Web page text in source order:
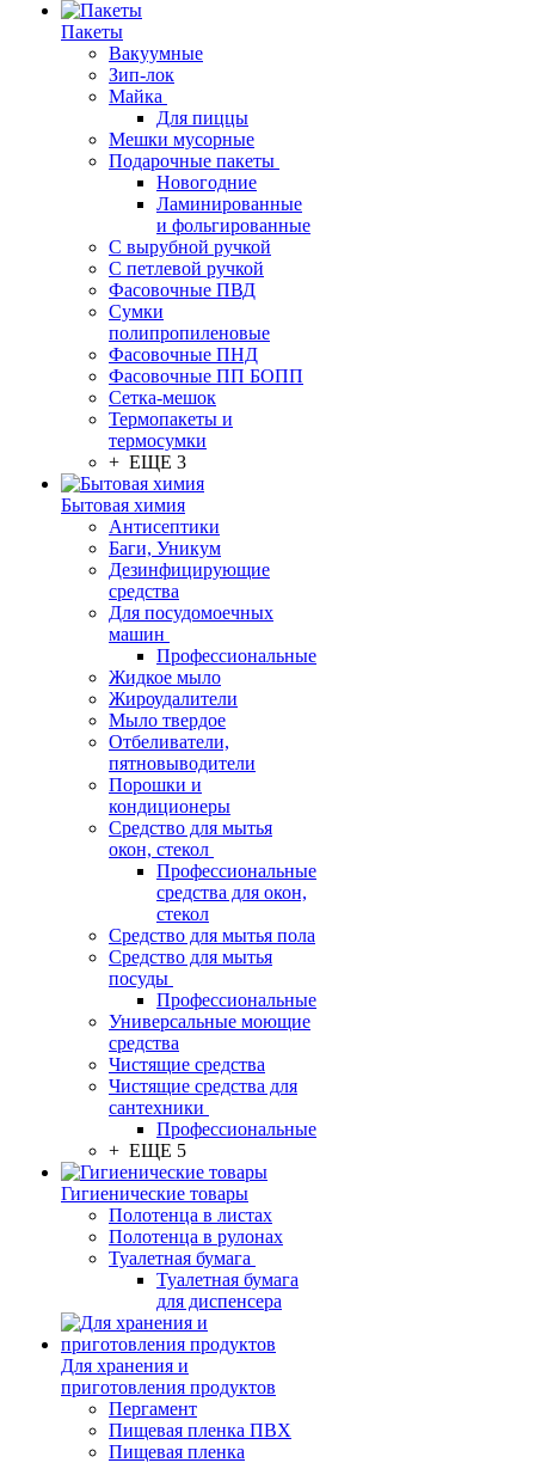
Пакеты
Вакуумные
Зип-лок
Майка
Для пиццы
Мешки мусорные
Подарочные пакеты
Новогодние
Ламинированные
и фольгированные
С вырубной ручкой
С петлевой ручкой
Фасовочные ПВД
Сумки
полипропиленовые
Фасовочные ПНД
Фасовочные ПП БОПП
Сетка-мешок
Термопакеты и
термосумки
+ ЕЩЕ 3
Бытовая химия
Антисептики
Баги, Уникум
Дезинфицирующие
средства
Для посудомоечных
машин
Профессиональные
Жидкое мыло
Жироудалители
Мыло твердое
Отбеливатели,
пятновыводители
Порошки и
кондиционеры
Средство для мытья
окон, стекол
Профессиональные
средства для окон,
стекол
Средство для мытья пола
Средство для мытья
посуды
Профессиональные
Универсальные моющие
средства
Чистящие средства
Чистящие средства для
сантехники
Профессиональные
+ ЕЩЕ 5
Гигиенические товары
Полотенца в листах
Полотенца в рулонах
Туалетная бумага
Туалетная бумага
для диспенсера
Для хранения и
приготовления продуктов
Пергамент
Пищевая пленка ПВХ
Пищевая пленка